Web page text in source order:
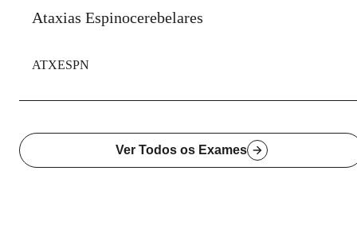
Ataxias Espinocerebelares
ATXESPN
Ver Todos os Exames